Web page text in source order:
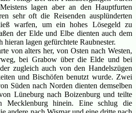
lagen aber an den Hauptfurten
sehr oft die Reisenden ausplünderten
warfen, um ein hohes Lösegeld zu
der Elde und Elbe dienten auch dem
hieran lagen gefürchtete Raubnester.
von alters her, von Osten nach Westen,
bei Grabow über die Elde und bei
zugleich auch von den Handelszügen
und Bischöfen benutzt wurde. Zwei
Süden nach Norden dienten demselben
Lüneburg nach Boizenburg und teilte
Mecklenburg hinein. Eine schlug die